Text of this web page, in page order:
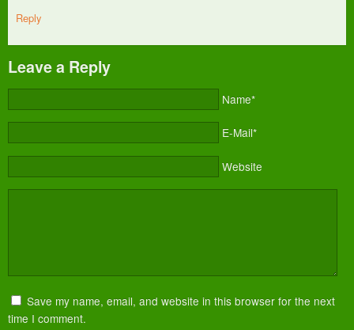
Reply
Leave a Reply
Name*
E-Mail*
Website
Save my name, email, and website in this browser for the next
time I comment.